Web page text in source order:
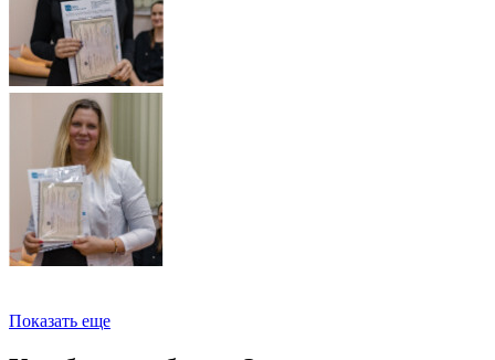
Показать еще